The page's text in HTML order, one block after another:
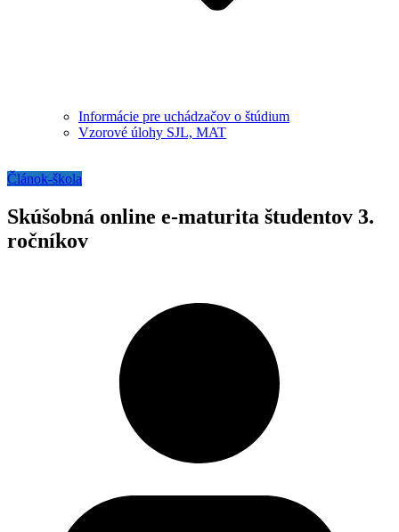
Informácie pre uchádzačov o štúdium
Vzorové úlohy SJL, MAT
Článok-škola
Skúšobná online e-maturita študentov 3.
ročníkov